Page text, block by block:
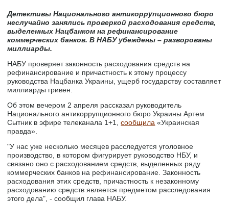
Детективы Национального антикоррупционного бюро
неслучайно занялись проверкой расходования средств,
выделенных Нацбанком на рефинансирование
коммерческих банков. В НАБУ убеждены – разворованы
миллиарды.
НАБУ проверяет законность расходования средств на
рефинансирование и причастность к этому процессу
руководства Нацбанка Украины, ущерб государству составляет
миллиарды гривен.
Об этом вечером 2 апреля рассказал руководитель
Национального антикоррупционного бюро Украины Артем
Сытник в эфире телеканала 1+1,сообщила «Украинская
правда».
"У нас уже несколько месяцев расследуется уголовное
производство, в котором фигурирует руководство НБУ, и
связано оно с расходованием средств, выделенных ряду
коммерческих банков на рефинансирование. Законность
расходования этих средств, причастность к незаконному
расходованию средств является предметом расследования
этого дела", - сообщил глава НАБУ.